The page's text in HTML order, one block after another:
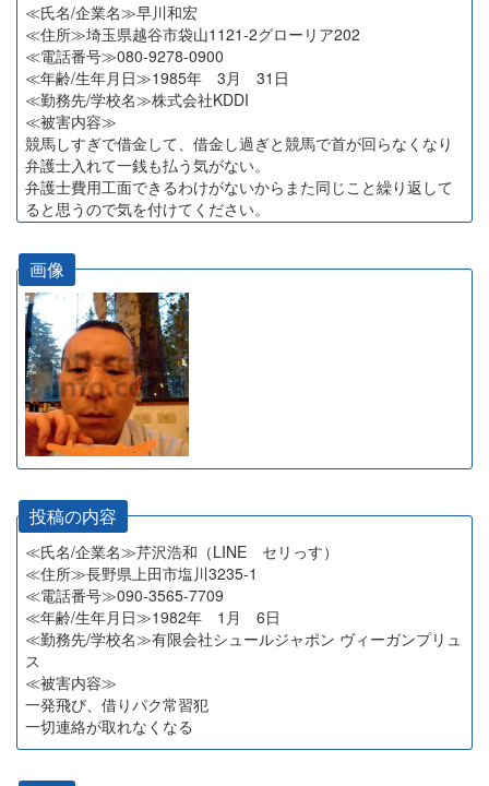
≪氏名/企業名≫早川和宏
≪住所≫埼玉県越谷市袋山1121-2グローリア202
≪電話番号≫080-9278-0900
≪年齢/生年月日≫1985年 3月 31日
≪勤務先/学校名≫株式会社KDDI
≪被害内容≫
競馬しすぎで借金して、借金し過ぎと競馬で首が回らなくなり
弁護士入れて一銭も払う気がない。
弁護士費用工面できるわけがないからまた同じこと繰り返して
ると思うので気を付けてください。
画像
投稿の内容
≪氏名/企業名≫芹沢浩和（LINE セリっす）
≪住所≫長野県上田市塩川3235-1
≪電話番号≫090-3565-7709
≪年齢/生年月日≫1982年 1月 6日
≪勤務先/学校名≫有限会社シュールジャポン ヴィーガンプリュ
ス
≪被害内容≫
一発飛び、借りパク常習犯
一切連絡が取れなくなる